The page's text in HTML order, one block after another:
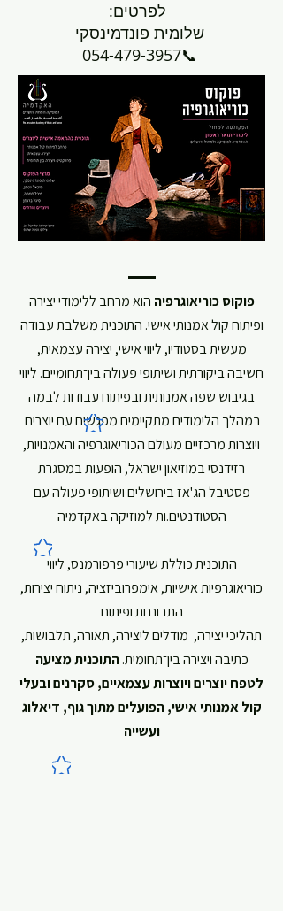
שלומית פונדמינסקי
054-479-3957📞
פוקוס כוריאוגרפיה הוא מרחב ללימודי יצירה
ופיתוח קול אמנותי אישי. התוכנית משלבת עבודה
מעשית בסטודיו, ליווי אישי, יצירה עצמאית,
חשיבה ביקורתית ושיתופי פעולה בין־תחומיים. ליווי
בגיבוש שפה אמנותית ובפיתוח עבודות לבמה
ויוצרות מרכזיים מעולם הכוריאוגרפיה והאמנויות,
רזידנסי במוזיאון ישראל, הופעות במסגרת
פסטיבל הג'אז בירושלים ושיתופי פעולה עם
הסטודנטים.ות למוזיקה באקדמיה
התוכנית כוללת שיעורי פרפורמנס, ליווי
כוריאוגרפיות אישיות, אימפרוביזציה, ניתוח יצירות,
התבוננות ופיתוח
תהליכי יצירה, מודלים ליצירה, תאורה, תלבושות,
כתיבה ויצירה בין־תחומית. התוכנית מציעה
לטפח יוצרים ויוצרות עצמאיים, סקרנים ובעלי
קול אמנותי אישי, הפועלים מתוך גוף, דיאלוג
ועשייה